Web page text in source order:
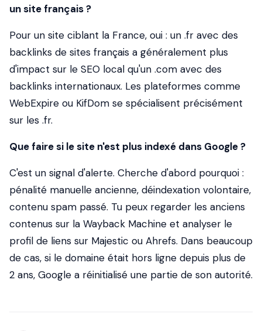
un site français ?
Pour un site ciblant la France, oui : un .fr avec des
backlinks de sites français a généralement plus
d'impact sur le SEO local qu'un .com avec des
backlinks internationaux. Les plateformes comme
WebExpire ou KifDom se spécialisent précisément
sur les .fr.
Que faire si le site n'est plus indexé dans Google ?
C'est un signal d'alerte. Cherche d'abord pourquoi :
pénalité manuelle ancienne, déindexation volontaire,
contenu spam passé. Tu peux regarder les anciens
contenus sur la Wayback Machine et analyser le
profil de liens sur Majestic ou Ahrefs. Dans beaucoup
de cas, si le domaine était hors ligne depuis plus de
2 ans, Google a réinitialisé une partie de son autorité.